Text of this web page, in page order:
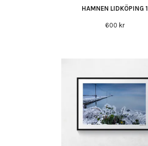
HAMNEN LIDKÖPING 1
600 kr